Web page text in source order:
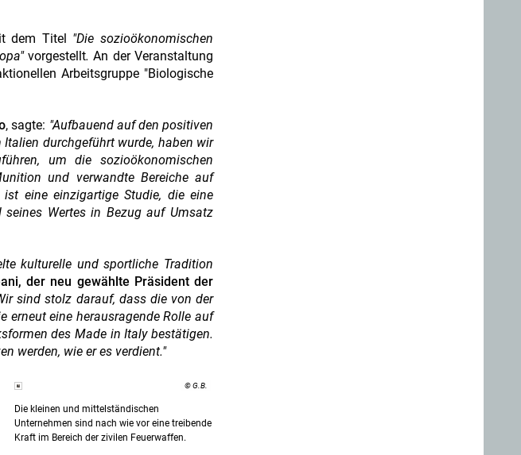
dem Titel "Die sozioökonomischen
vorgestellt. An der Veranstaltung
Arbeitsgruppe "Biologische
, sagte: "Aufbauend auf den positiven
durchgeführt wurde, haben wir
um die sozioökonomischen
und verwandte Bereiche auf
eine einzigartige Studie, die eine
seines Wertes in Bezug auf Umsatz
kulturelle und sportliche Tradition
der neu gewählte Präsident der
sind stolz darauf, dass die von der
erneut eine herausragende Rolle auf
des Made in Italy bestätigen.
werden, wie er es verdient."
© G.B.
Die kleinen und mittelständischen
Unternehmen sind nach wie vor eine treibende
Kraft im Bereich der zivilen Feuerwaffen.